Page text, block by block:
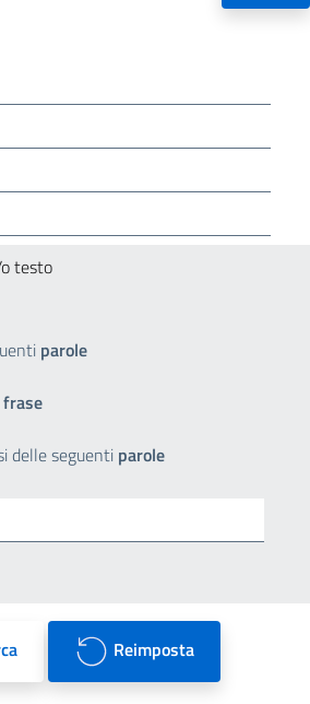
testo
parole
frase
delle seguenti parole
Reimposta